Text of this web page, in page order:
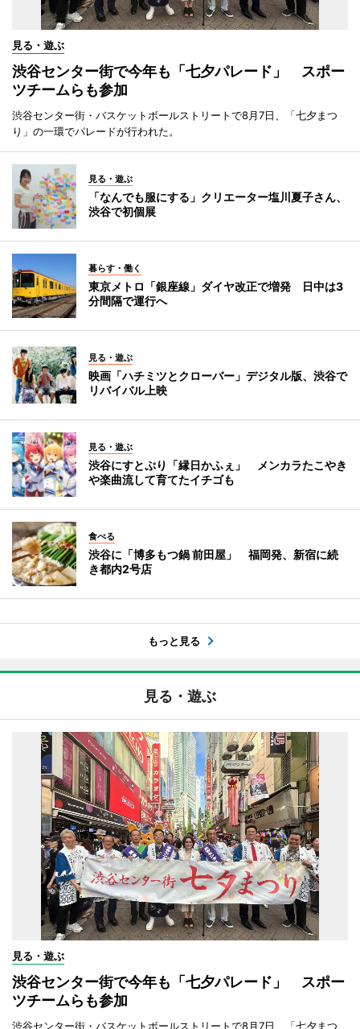
見る・遊ぶ
渋谷センター街で今年も「七夕パレード」 スポー
ツチームらも参加
渋谷センター街・バスケットボールストリートで8月7日、「七夕まつ
り」の一環でパレードが行われた。
見る・遊ぶ
「なんでも服にする」クリエーター塩川夏子さん、
渋谷で初個展
暮らす・働く
東京メトロ「銀座線」ダイヤ改正で増発 日中は3
分間隔で運行へ
見る・遊ぶ
映画「ハチミツとクローバー」デジタル版、渋谷で
リバイバル上映
見る・遊ぶ
渋谷にすとぷり「縁日かふぇ」 メンカラたこやき
や楽曲流して育てたイチゴも
食べる
渋谷に「博多もつ鍋 前田屋」 福岡発、新宿に続
き都内2号店
もっと見る
見る・遊ぶ
見る・遊ぶ
渋谷センター街で今年も「七夕パレード」 スポー
ツチームらも参加
渋谷センター街・バスケットボールストリートで8月7日、「七夕まつ